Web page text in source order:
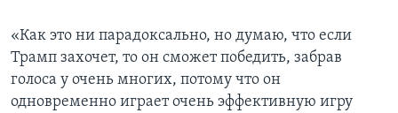
«Как это ни парадоксально, но думаю, что если
Трамп захочет, то он сможет победить, забрав
голоса у очень многих, потому что он
одновременно играет очень эффективную игру